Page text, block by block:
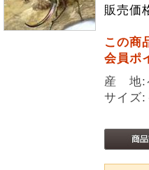
販売価
この商
会員ポ
産 地:
サイズ